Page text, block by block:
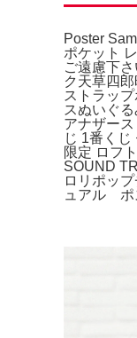
Poster
ポケット
ご遠慮下
ク天草四
ストラッ
スぬいぐ
アナザー
じ 1番く
限定 ロフ
SOUND
ロリポッ
ュアル ポ